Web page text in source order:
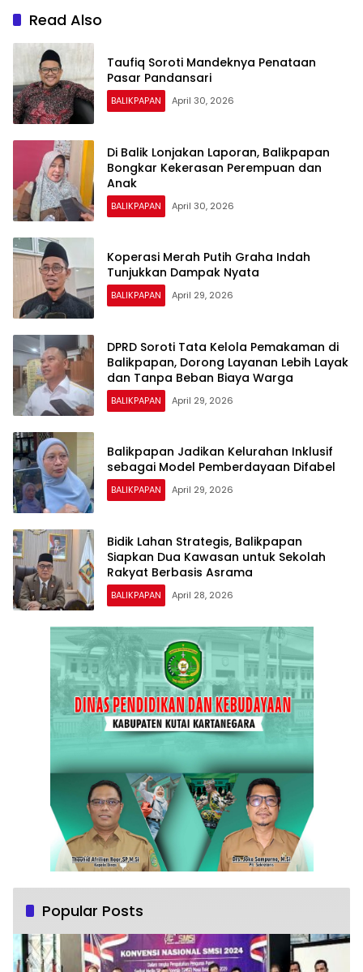
Read Also
Taufiq Soroti Mandeknya Penataan
Pasar Pandansari
BALIKPAPAN April 30, 2026
Di Balik Lonjakan Laporan, Balikpapan
Bongkar Kekerasan Perempuan dan
Anak
BALIKPAPAN April 30, 2026
Koperasi Merah Putih Graha Indah
Tunjukkan Dampak Nyata
BALIKPAPAN April 29, 2026
DPRD Soroti Tata Kelola Pemakaman di
Balikpapan, Dorong Layanan Lebih Layak
dan Tanpa Beban Biaya Warga
BALIKPAPAN April 29, 2026
Balikpapan Jadikan Kelurahan Inklusif
sebagai Model Pemberdayaan Difabel
BALIKPAPAN April 29, 2026
Bidik Lahan Strategis, Balikpapan
Siapkan Dua Kawasan untuk Sekolah
Rakyat Berbasis Asrama
BALIKPAPAN April 28, 2026
Popular Posts